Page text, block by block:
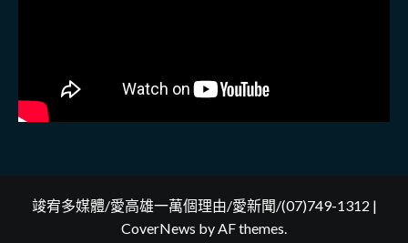
竣宥多媒體/愛高雄一萬個理由/愛新聞/(07)749-1312 |
CoverNews by AF themes.